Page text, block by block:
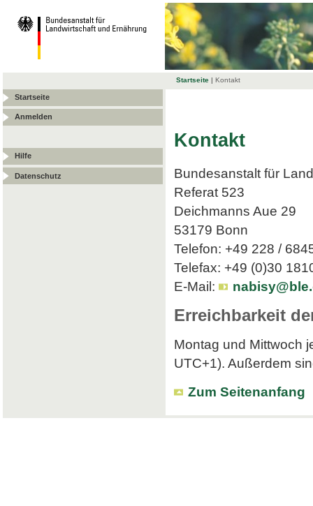
Startseite | Kontakt
Startseite
Anmelden
Hilfe
Datenschutz
Kontakt
Bundesanstalt für
Referat 523
Deichmanns Aue 29
53179 Bonn
Telefon: +49 228 /
Telefax: +49 (0)30
E-Mail:
Erreichbarkeit
Montag und Mittwoch
UTC+1). Außerdem
Zum Seitenanfang